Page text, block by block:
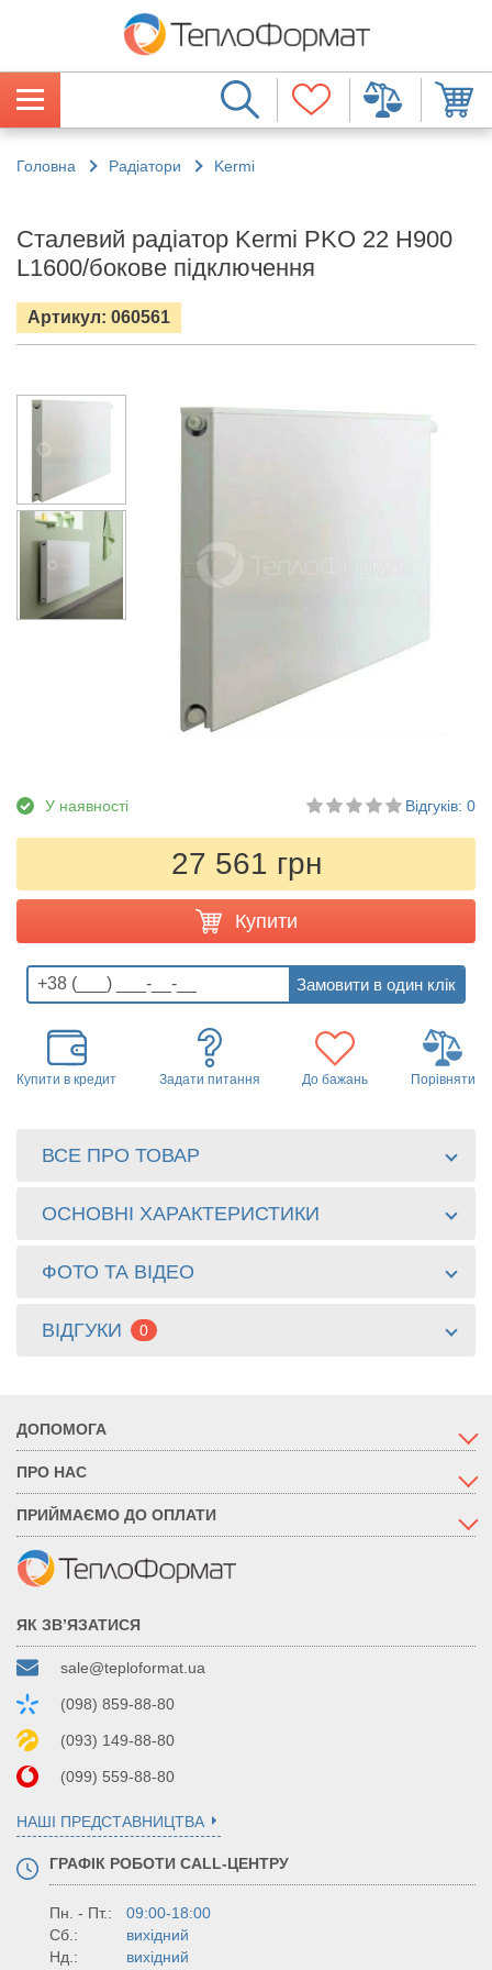
Головна Радіатори Kermi
Сталевий радіатор Kermi PKO 22 H900
L1600/бокове підключення
Артикул: 060561
У наявності Відгуків: 0
27 561 грн
Купити
Купити в кредит Задати питання До бажань Порівняти
ВСЕ ПРО ТОВАР
ОСНОВНІ ХАРАКТЕРИСТИКИ
ФОТО ТА ВІДЕО
ВІДГУКИ 0
ДОПОМОГА
ПРО НАС
ПРИЙМАЄМО ДО ОПЛАТИ
ЯК ЗВ’ЯЗАТИСЯ
sale@teploformat.ua
(098) 859-88-80
(093) 149-88-80
(099) 559-88-80
НАШІ ПРЕДСТАВНИЦТВА
ГРАФІК РОБОТИ CALL-ЦЕНТРУ
Пн. - Пт.:
09:00-18:00
Сб.:
вихідний
Нд.:
вихідний